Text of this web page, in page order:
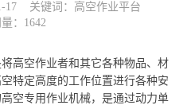
17
关键词：高空作业平台
：1642
高空作业者和其它各种物品、材
特定高度的工作位置进行各种安
空专用作业机械，是通过动力单